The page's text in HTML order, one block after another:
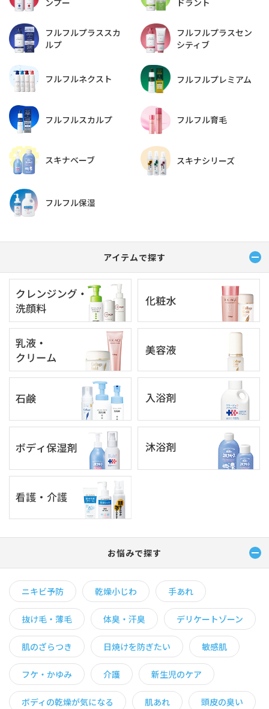
フルフルプラススカ
ルプ
フルフルプラスセン
シティブ
フルフルネクスト フルフルプレミアム
フルフルスカルプ フルフル育毛
スキナベーブ スキナシリーズ
フルフル保湿
アイテムで探す
お悩みで探す
ニキビ予防 乾燥小じわ 手あれ
抜け毛・薄毛 体臭・汗臭 デリケートゾーン
肌のざらつき 日焼けを防ぎたい 敏感肌
フケ・かゆみ 介護 新生児のケア
ボディの乾燥が気になる 肌あれ 頭皮の臭い